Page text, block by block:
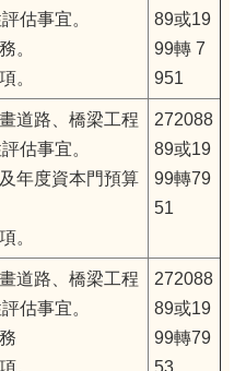
估事宜。
。
。
89或19
99轉 7
951
道路、橋梁工程
估事宜。
年度資本門預算
。
272088
89或19
99轉79
51
道路、橋梁工程
估事宜。
。
272088
89或19
99轉79
53